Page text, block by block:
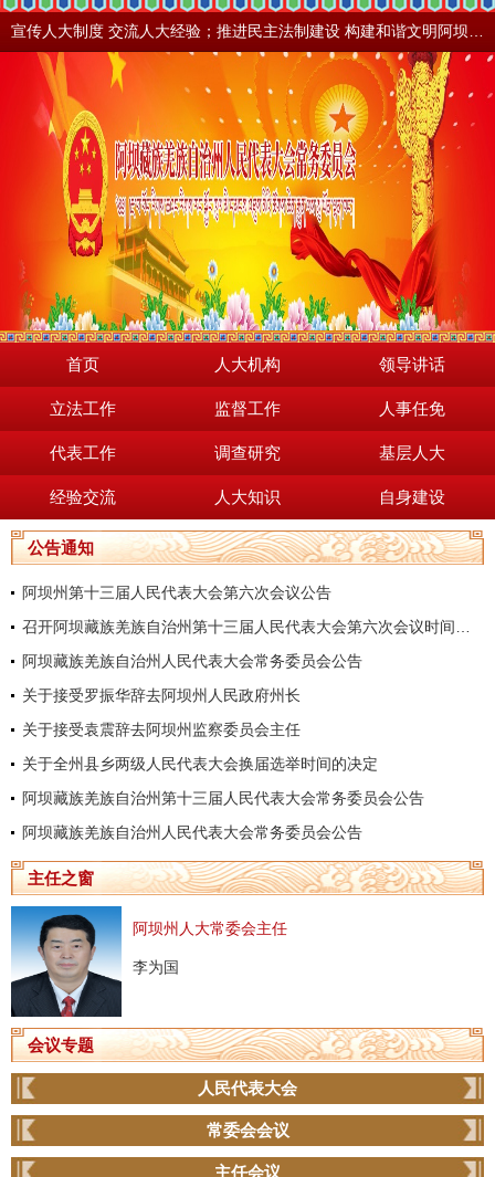
首页 人大机构 领导讲话
立法工作 监督工作 人事任免
代表工作 调查研究 基层人大
经验交流 人大知识 自身建设
公告通知
阿坝州第十三届人民代表大会第六次会议公告
阿坝藏族羌族自治州人民代表大会常务委员会公告
关于接受罗振华辞去阿坝州人民政府州长
关于接受袁震辞去阿坝州监察委员会主任
关于全州县乡两级人民代表大会换届选举时间的决定
阿坝藏族羌族自治州第十三届人民代表大会常务委员会公告
阿坝藏族羌族自治州人民代表大会常务委员会公告
主任之窗
阿坝州人大常委会主任
李为国
会议专题
人民代表大会
常委会会议
主任会议